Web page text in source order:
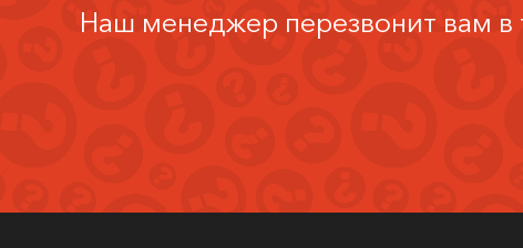
Наш менеджер перезвонит вам в